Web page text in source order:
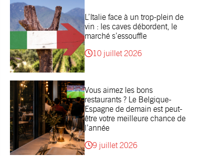
L’Italie face à un trop-plein de
vin : les caves débordent, le
marché s’essouffle
10 juillet 2026
Vous aimez les bons
restaurants ? Le Belgique-
Espagne de demain est peut-
être votre meilleure chance de
l’année
9 juillet 2026